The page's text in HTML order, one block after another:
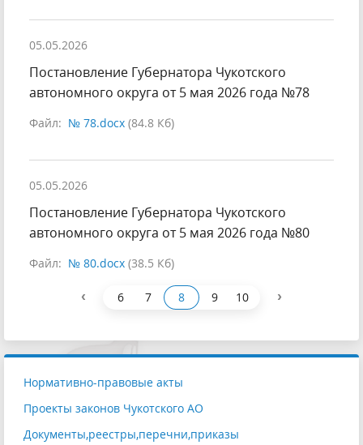
05.05.2026
Постановление Губернатора Чукотского
автономного округа от 5 мая 2026 года №78
Файл: № 78.docx (84.8 Кб)
05.05.2026
Постановление Губернатора Чукотского
автономного округа от 5 мая 2026 года №80
Файл: № 80.docx (38.5 Кб)
‹ 6 7 8 9 10 ›
Нормативно-правовые акты
Проекты законов Чукотского АО
Документы,реестры,перечни,приказы